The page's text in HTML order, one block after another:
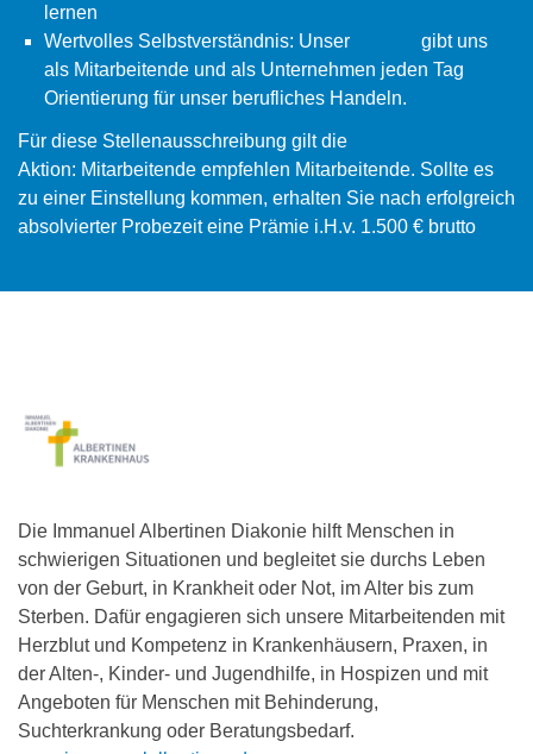
lernen
Wertvolles Selbstverständnis: Unser
gibt uns
als Mitarbeitende und als Unternehmen jeden Tag
Orientierung für unser berufliches Handeln.
Für diese Stellenausschreibung gilt die
Aktion: Mitarbeitende empfehlen Mitarbeitende. Sollte es
zu einer Einstellung kommen, erhalten Sie nach erfolgreich
absolvierter Probezeit eine Prämie i.H.v. 1.500 € brutto
Die Immanuel Albertinen Diakonie hilft Menschen in
schwierigen Situationen und begleitet sie durchs Leben
von der Geburt, in Krankheit oder Not, im Alter bis zum
Sterben. Dafür engagieren sich unsere Mitarbeitenden mit
Herzblut und Kompetenz in Krankenhäusern, Praxen, in
der Alten-, Kinder- und Jugendhilfe, in Hospizen und mit
Angeboten für Menschen mit Behinderung,
Suchterkrankung oder Beratungsbedarf.